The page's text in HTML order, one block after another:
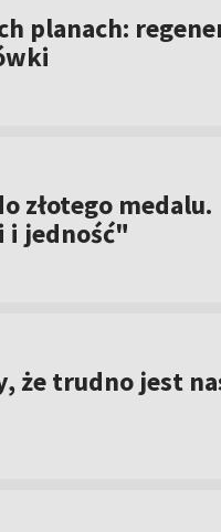
planach:
złotego medalu.
i jedność"
że trudno jest